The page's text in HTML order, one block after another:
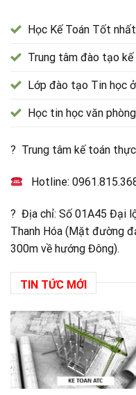
Học Kế Toán Tốt
Trung tâm đào tạo
Lớp đào tạo Tin học
Học tin học văn
? Trung tâm kế toán
Hotline:
? Địa chỉ: Số 01A45 Đại
Thanh Hóa (Mặt đường
300m về hướng Đông).
TIN TỨC MỚI